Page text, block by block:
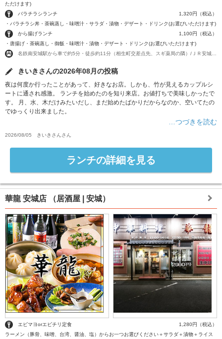
ただけます)
バラチラシランチ
1,320円（税込）
・バラチラシ丼・茶碗蒸し・味噌汁・サラダ・漬物・デザート・ドリンク(お選びいただけます)
から揚げランチ
1,100円（税込）
・唐揚げ・茶碗蒸し・御飯・味噌汁・漬物・デザート・ドリンク(お選びいただけます)
きいきさんの2026年08月の投稿
夜は何度か行ったことがあって、好きなお店。しかも、竹が見えるカップルシ
ートに通され感激。 ランチを始めたのを知り来店。お値打ちで美味しかったで
す。 月、水、木だけみたいだし、まだ始めたばかりだからなのか、空いてたの
でゆっくり出来ました。
…つづきを読む
2026/08/05 きいきさん さん
ランチの詳細を見る
華龍 安城店 （居酒屋 | 安城）
エビマヨorエビチリ定食
1,280円（税込）
ラーメン（豚骨、味噌、台湾、醤油、塩）からお一つお選びください＋サラダ＋漬物＋ライス